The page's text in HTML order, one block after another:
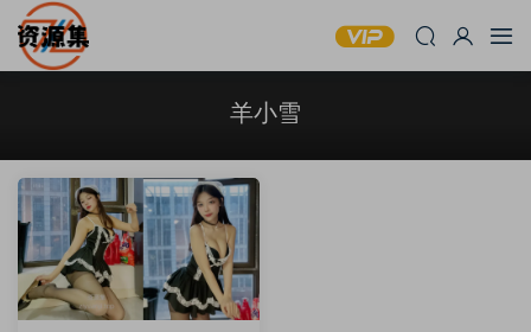
羊小雪